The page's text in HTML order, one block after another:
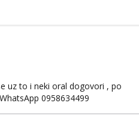
uz to i neki oral dogovori , po
0958634499